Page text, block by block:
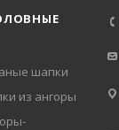
шапки
из ангоры